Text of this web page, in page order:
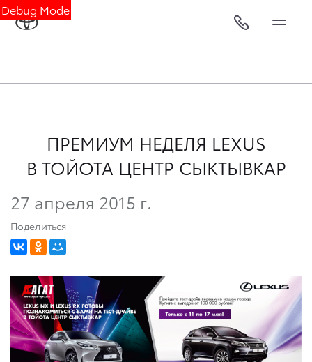
Debug Mode
ПРЕМИУМ НЕДЕЛЯ LEXUS
В ТОЙОТА ЦЕНТР СЫКТЫВКАР
27 апреля 2015 г.
Поделиться